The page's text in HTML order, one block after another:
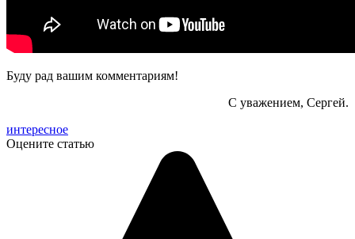
Буду рад вашим комментариям!
С уважением, Сергей.
интересное
Оцените статью